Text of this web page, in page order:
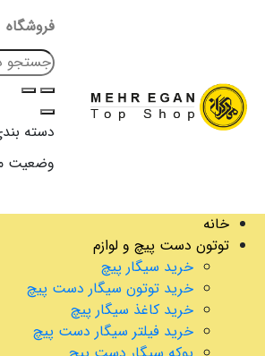
فروشگاه
دسته
وضعیت
خانه
توتون دست پیچ و لوازم
خرید سیگار پیچ
خرید توتون سیگار دست پیچ
خرید کاغذ سیگار پیچ
خرید فیلتر سیگار دست پیچ